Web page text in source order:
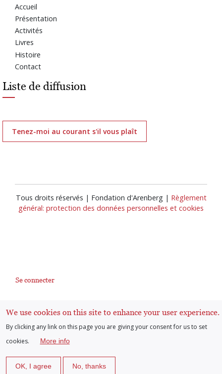
Accueil
Présentation
Activités
Livres
Histoire
Contact
Liste de diffusion
Tenez-moi au courant s'il vous plaît
Tous droits réservés | Fondation d'Arenberg | Règlement
général: protection des données personnelles et cookies
User
account
menu
Se connecter
We use cookies on this site to enhance your user experience.
By clicking any link on this page you are giving your consent for us to set
cookies.
More info
OK, I agree No, thanks